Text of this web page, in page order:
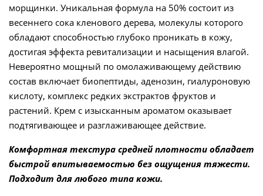
морщинки. Уникальная формула на 50% состоит из
весеннего сока кленового дерева, молекулы которого
обладают способностью глубоко проникать в кожу,
достигая эффекта ревитализации и насыщения влагой.
Невероятно мощный по омолаживающему действию
состав включает биопептиды, аденозин, гиалуроновую
кислоту, комплекс редких экстрактов фруктов и
растений. Крем с изысканным ароматом оказывает
подтягивающее и разглаживающее действие.
Комфортная текстура средней плотности обладает
быстрой впитываемостью без ощущения тяжести.
Подходит для любого типа кожи.